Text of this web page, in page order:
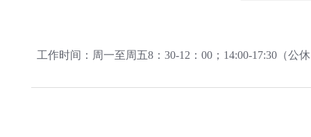
工作时间：周一至周五8：30-12：00；14:00-17:30（公